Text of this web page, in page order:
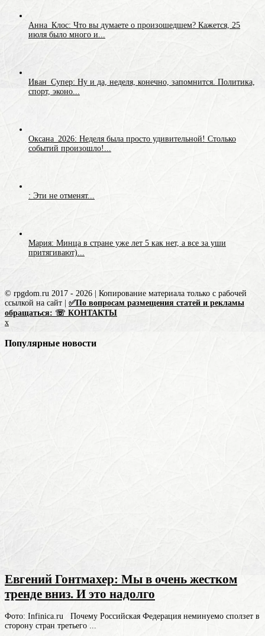
Анна_Клос: Что вы думаете о произошедшем? Кажется, 25
июля было много и...
Иван_Супер: Ну и да, неделя, конечно, запомнится. Политика,
спорт, эконо...
Оксана_2026: Неделя была просто удивительной! Столько
событий произошло!...
: Эти не отменят...
Мария: Минца в стране уже лет 5 как нет, а все за уши
притягивают)...
© rpgdom.ru 2017 - 2026 | Копирование материала только с рабочей
ссылкой на сайт | ✅По вопросам размещения статей и рекламы
обращаться: ☏ КОНТАКТЫ
x
Популярные новости
Евгений Гонтмахер: Мы в очень жестком
тренде вниз. И это надолго
Фото: Infinica.ru Почему Российская Федерация неминуемо сползет в
сторону стран третьего ...